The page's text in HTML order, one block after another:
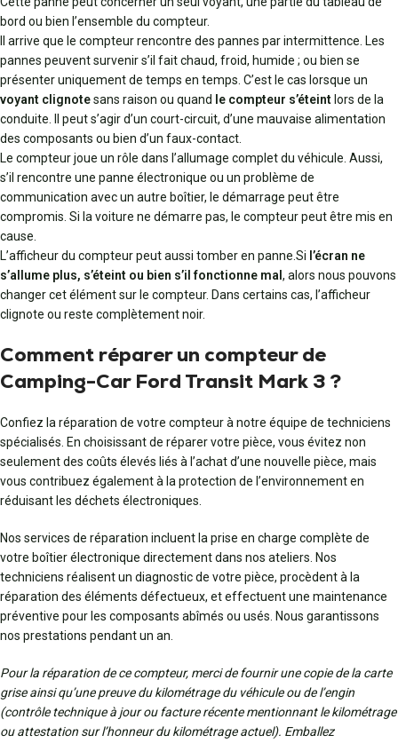
bord ou bien l’ensemble du compteur.
Il arrive que le compteur rencontre des pannes par intermittence. Les
pannes peuvent survenir s’il fait chaud, froid, humide ; ou bien se
présenter uniquement de temps en temps. C’est le cas lorsque un
voyant clignotesans raison ou quand le compteur s’éteint lors de la
conduite. Il peut s’agir d’un court-circuit, d’une mauvaise alimentation
des composants ou bien d’un faux-contact.
Le compteur joue un rôle dans l’allumage complet du véhicule. Aussi,
s’il rencontre une panne électronique ou un problème de
communication avec un autre boîtier, le démarrage peut être
compromis. Si la voiture ne démarre pas, le compteur peut être mis en
cause.
L’afficheur du compteur peut aussi tomber en panne.Si l’écran ne
s’allume plus, s’éteint ou bien s’il fonctionne mal , alors nous pouvons
changer cet élément sur le compteur. Dans certains cas, l’afficheur
clignote ou reste complètement noir.
Comment réparer un compteur de
Camping-Car Ford Transit Mark 3 ?
Confiez la réparation de votre compteur à notre équipe de techniciens
spécialisés. En choisissant de réparer votre pièce, vous évitez non
seulement des coûts élevés liés à l’achat d’une nouvelle pièce, mais
vous contribuez également à la protection de l’environnement en
réduisant les déchets électroniques.
Nos services de réparation incluent la prise en charge complète de
votre boîtier électronique directement dans nos ateliers. Nos
techniciens réalisent un diagnostic de votre pièce, procèdent à la
réparation des éléments défectueux, et effectuent une maintenance
préventive pour les composants abîmés ou usés. Nous garantissons
nos prestations pendant un an.
Pour la réparation de ce compteur, merci de fournir une copie de la carte
grise ainsi qu’une preuve du kilométrage du véhicule ou de l’engin
(contrôle technique à jour ou facture récente mentionnant le kilométrage
ou attestation sur l’honneur du kilométrage actuel). Emballez